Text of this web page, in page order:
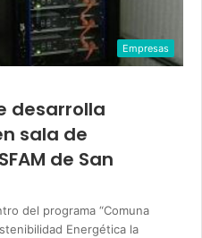
Empresas
desarrolla
sala de
de San
del programa “Comuna
Energética la